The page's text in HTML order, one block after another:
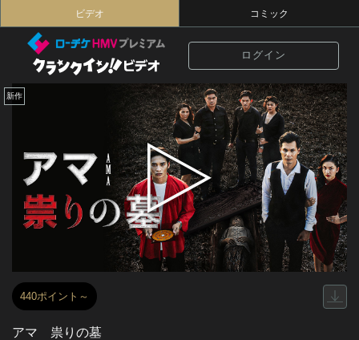
ビデオ コミック
ログイン
新作
440ポイント～
アマ 祟りの墓